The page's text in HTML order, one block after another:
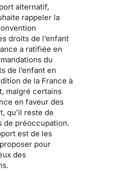
alternatif,
rappeler la
droits de l’enfant
a ratifiée en
du
de l’enfant en
de la France à
malgré certains
en faveur des
qu’il reste de
de préoccupation.
est de les
pour
des